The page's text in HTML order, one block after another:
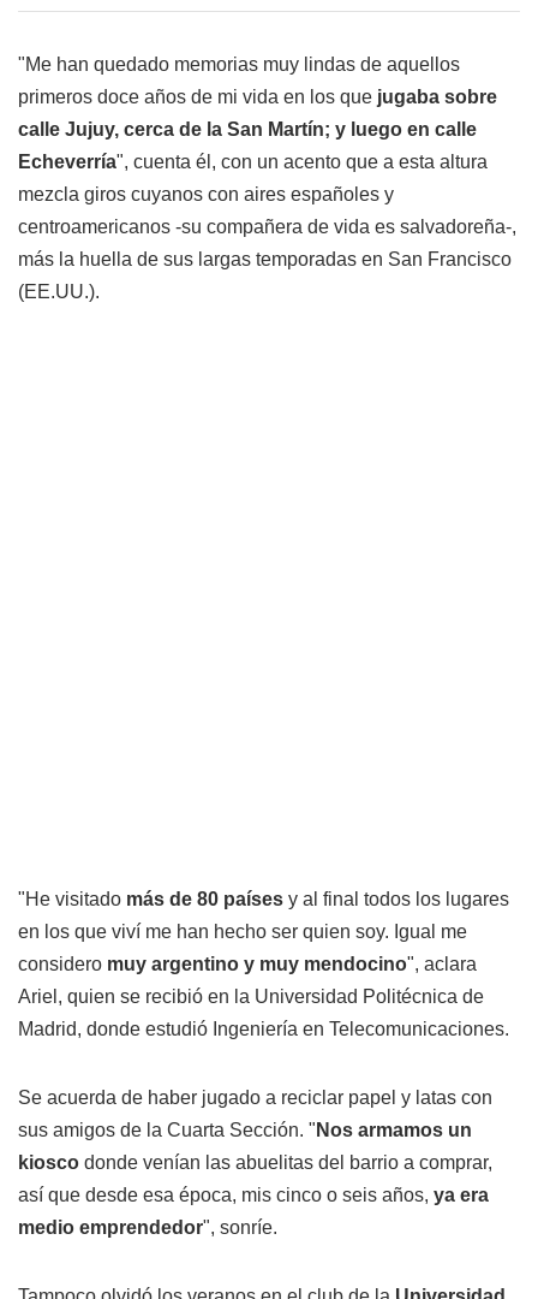
"Me han quedado memorias muy lindas de aquellos
primeros doce años de mi vida en los que jugaba sobre
calle Jujuy, cerca de la San Martín; y luego en calle
Echeverría", cuenta él, con un acento que a esta altura
mezcla giros cuyanos con aires españoles y
centroamericanos -su compañera de vida es salvadoreña-,
más la huella de sus largas temporadas en San Francisco
(EE.UU.).
"He visitado más de 80 países y al final todos los lugares
en los que viví me han hecho ser quien soy. Igual me
considero muy argentino y muy mendocino", aclara
Ariel, quien se recibió en la Universidad Politécnica de
Madrid, donde estudió Ingeniería en Telecomunicaciones.
Se acuerda de haber jugado a reciclar papel y latas con
sus amigos de la Cuarta Sección. " Nos armamos un
kiosco donde venían las abuelitas del barrio a comprar,
así que desde esa época, mis cinco o seis años, ya era
medio emprendedor", sonríe.